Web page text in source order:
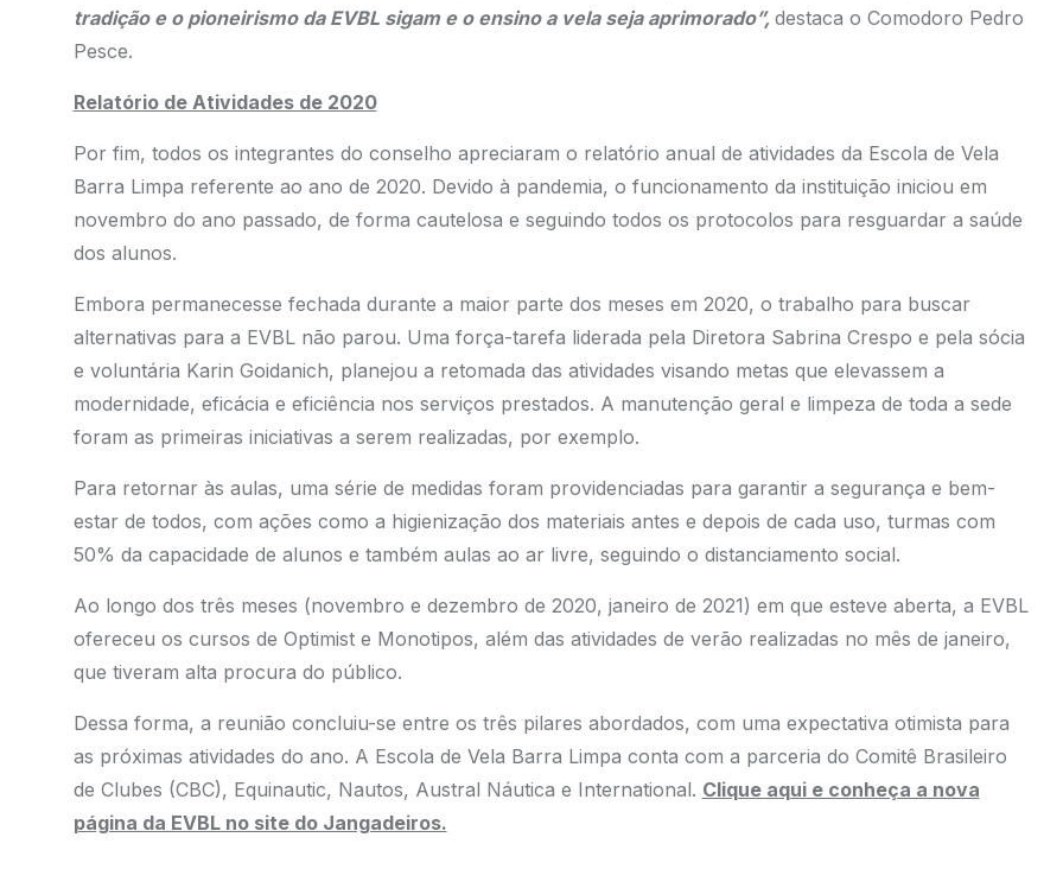
tradição e o pioneirismo da EVBL sigam e o ensino a vela seja aprimorado”, destaca o Comodoro Pedro
Pesce.
Relatório de Atividades de 2020
Por fim, todos os integrantes do conselho apreciaram o relatório anual de atividades da Escola de Vela
Barra Limpa referente ao ano de 2020. Devido à pandemia, o funcionamento da instituição iniciou em
novembro do ano passado, de forma cautelosa e seguindo todos os protocolos para resguardar a saúde
dos alunos.
Embora permanecesse fechada durante a maior parte dos meses em 2020, o trabalho para buscar
alternativas para a EVBL não parou. Uma força-tarefa liderada pela Diretora Sabrina Crespo e pela sócia
e voluntária Karin Goidanich, planejou a retomada das atividades visando metas que elevassem a
modernidade, eficácia e eficiência nos serviços prestados. A manutenção geral e limpeza de toda a sede
foram as primeiras iniciativas a serem realizadas, por exemplo.
Para retornar às aulas, uma série de medidas foram providenciadas para garantir a segurança e bem-
estar de todos, com ações como a higienização dos materiais antes e depois de cada uso, turmas com
50% da capacidade de alunos e também aulas ao ar livre, seguindo o distanciamento social.
Ao longo dos três meses (novembro e dezembro de 2020, janeiro de 2021) em que esteve aberta, a EVBL
ofereceu os cursos de Optimist e Monotipos, além das atividades de verão realizadas no mês de janeiro,
que tiveram alta procura do público.
Dessa forma, a reunião concluiu-se entre os três pilares abordados, com uma expectativa otimista para
as próximas atividades do ano. A Escola de Vela Barra Limpa conta com a parceria do Comitê Brasileiro
de Clubes (CBC), Equinautic, Nautos, Austral Náutica e International. Clique aqui e conheça a nova
página da EVBL no site do Jangadeiros.